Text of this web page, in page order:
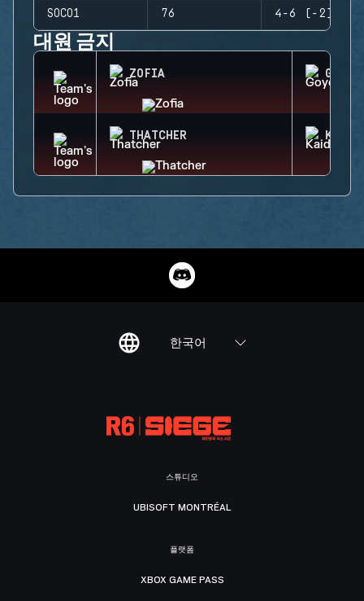
SOCO1 76 4-6 (-2)
대원 금지
ZOFIA GOYO
THATCHER KAID
한국어
스튜디오
UBISOFT MONTRÉAL
플랫폼
XBOX GAME PASS